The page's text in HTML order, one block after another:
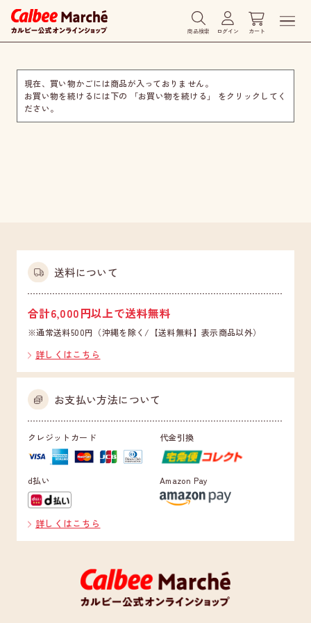
商品検索 ログイン カート
現在、買い物かごには商品が入っておりません。
お買い物を続けるには下の 「お買い物を続ける」 をクリックしてく
ださい。
送料について
合計6,000円以上で送料無料
※通常送料500円（沖縄を除く/【送料無料】表示商品以外）
詳しくはこちら
お支払い方法について
クレジットカード 代金引換
d払い Amazon Pay
詳しくはこちら